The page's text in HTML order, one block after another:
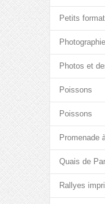
Petits
Photographie
Photos et
Poissons
Poissons
Promenade
Quais de
Rallyes